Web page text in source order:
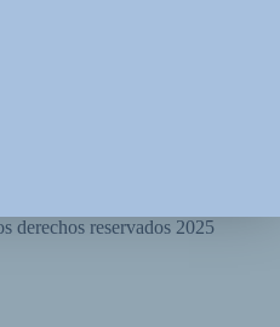
derechos reservados 2025